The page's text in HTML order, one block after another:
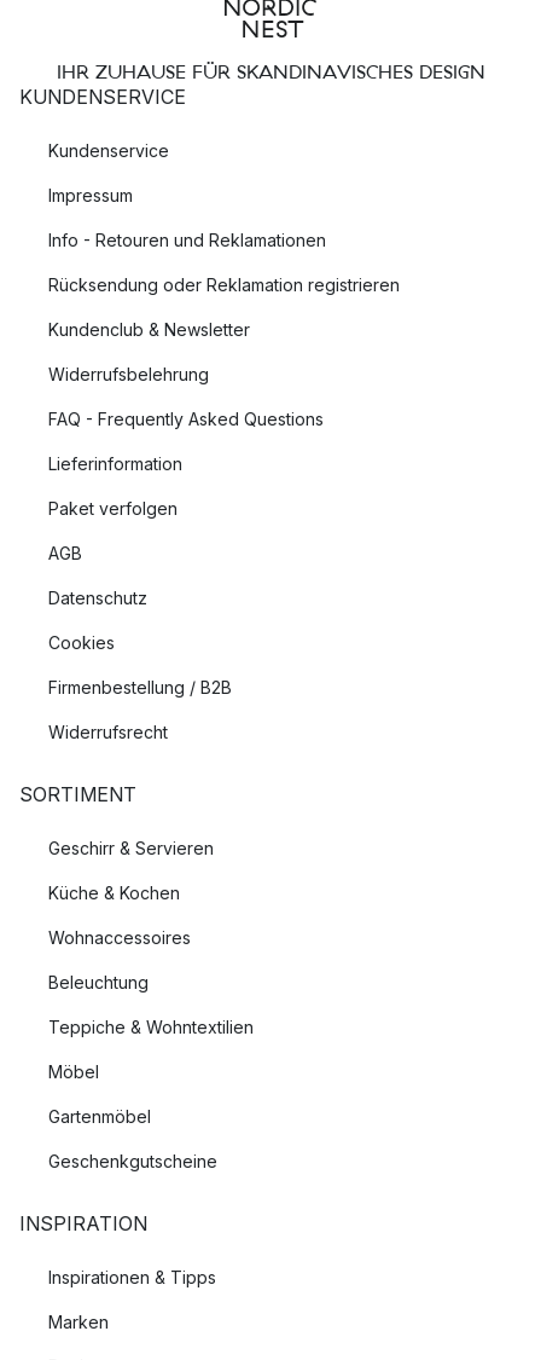
IHR ZUHAUSE FÜR SKANDINAVISCHES DESIGN
KUNDENSERVICE
Kundenservice
Impressum
Info - Retouren und Reklamationen
Rücksendung oder Reklamation registrieren
Kundenclub & Newsletter
Widerrufsbelehrung
FAQ - Frequently Asked Questions
Lieferinformation
Paket verfolgen
AGB
Datenschutz
Cookies
Firmenbestellung / B2B
Widerrufsrecht
SORTIMENT
Geschirr & Servieren
Küche & Kochen
Wohnaccessoires
Beleuchtung
Teppiche & Wohntextilien
Möbel
Gartenmöbel
Geschenkgutscheine
INSPIRATION
Inspirationen & Tipps
Marken